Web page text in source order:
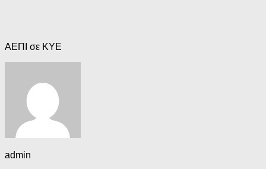
ΑΕΠΙ σε ΚΥΕ
admin